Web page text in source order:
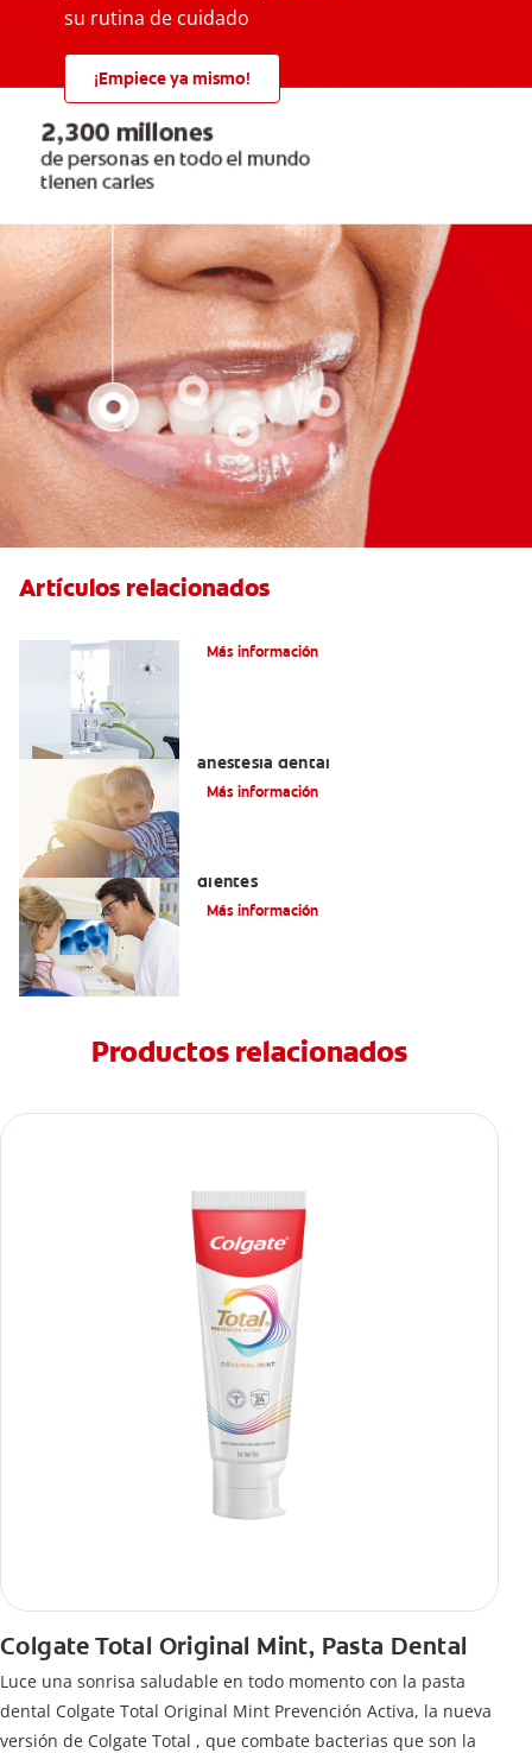
su rutina de cuidado
¡Empiece ya mismo!
Artículos relacionados
Más información
anestesia dental
Más información
dientes
Más información
Productos relacionados
Colgate Total Original Mint, Pasta Dental
Luce una sonrisa saludable en todo momento con la pasta
dental Colgate Total Original Mint Prevención Activa, la nueva
versión de Colgate Total , que combate bacterias que son la